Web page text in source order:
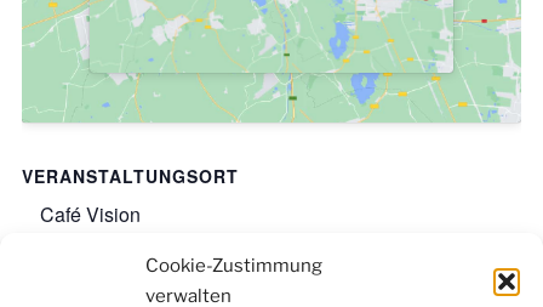
Cookie-Zustimmung
verwalten
VERANSTALTUNGSORT
Café Vision
Lotharstraße 23-25
47057Google-Karte anzeigen